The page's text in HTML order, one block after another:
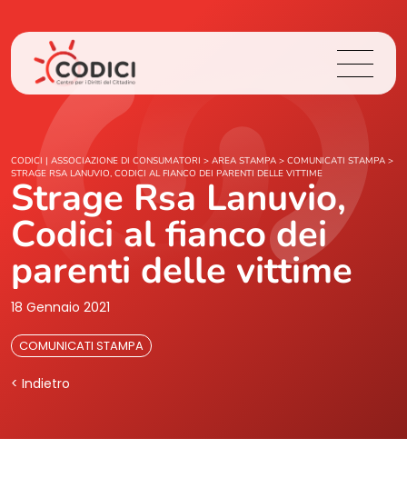
Chi Siamo
Cosa Facciamo
Area Stampa
CODICI | ASSOCIAZIONE DI CONSUMATORI > AREA STAMPA > COMUNICATI STAMPA >
STRAGE RSA LANUVIO, CODICI AL FIANCO DEI PARENTI DELLE VITTIME
Strage Rsa Lanuvio,
Codici al fianco dei
parenti delle vittime
18 Gennaio 2021
COMUNICATI STAMPA
< Indietro